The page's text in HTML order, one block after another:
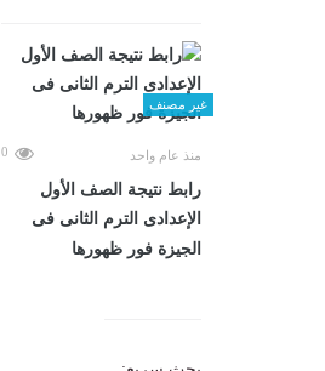
غير مصنف
منذ عام واحد 0
رابط نتيجة الصف الأول
الإعدادى الترم الثانى فى
الجيزة فور ظهورها